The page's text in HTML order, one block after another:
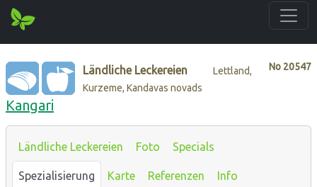
No 20547
Ländliche Leckereien
Lettland,
Kurzeme, Kandavas novads
Kangari
Ländliche Leckereien Foto Specials
Spezialisierung Karte Referenzen Info